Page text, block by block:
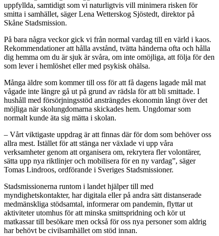
uppfyllda, samtidigt som vi naturligtvis vill minimera risken för
smitta i samhället, säger Lena Wetterskog Sjöstedt, direktor på
Skåne Stadsmission.
På bara några veckor gick vi från normal vardag till en värld i kaos.
Rekommendationer att hålla avstånd, tvätta händerna ofta och hålla
dig hemma om du är sjuk är svåra, om inte omöjliga, att följa för den
som lever i hemlöshet eller med psykisk ohälsa.
Många äldre som kommer till oss för att få dagens lagade mål mat
vågade inte längre gå ut på grund av rädsla för att bli smittade. I
hushåll med försörjningsstöd ansträngdes ekonomin långt över det
möjliga när skolungdomarna skickades hem. Ungdomar som
normalt kunde äta sig mätta i skolan.
– Vårt viktigaste uppdrag är att finnas där för dom som behöver oss
allra mest. Istället för att stänga ner växlade vi upp våra
verksamheter genom att organisera om, rekrytera fler volontärer,
sätta upp nya riktlinjer och mobilisera för en ny vardag”, säger
Tomas Lindroos, ordförande i Sveriges Stadsmissioner.
Stadsmissionerna runtom i landet hjälper till med
myndighetskontakter, har digitala eller på andra sätt distanserade
medmänskliga stödsamtal, informerar om pandemin, flyttar ut
aktiviteter utomhus för att minska smittspridning och kör ut
matkassar till besökare men också för oss nya personer som aldrig
har behövt be civilsamhället om stöd innan.